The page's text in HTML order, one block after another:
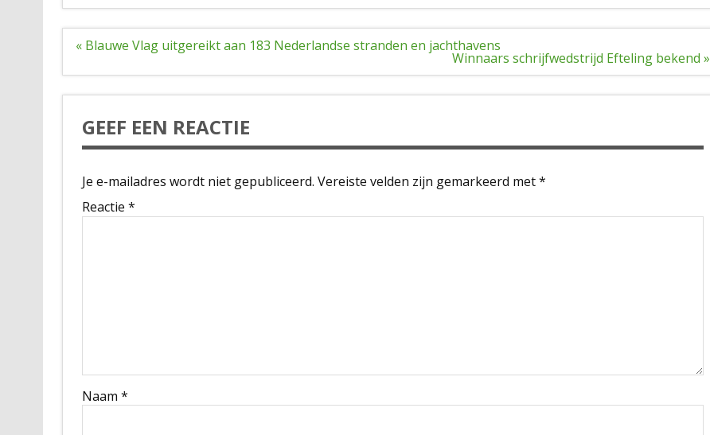
Bericht
« Blauwe Vlag uitgereikt aan 183 Nederlandse stranden en jachthavens
Winnaars schrijfwedstrijd Efteling bekend »
GEEF EEN REACTIE
Je e-mailadres wordt niet gepubliceerd. Vereiste velden zijn gemarkeerd met*
Reactie *
Naam *